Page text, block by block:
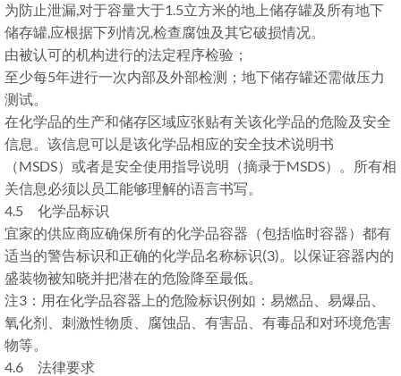
为防止泄漏,对于容量大于1.5立方米的地上储存罐及所有地下
储存罐,应根据下列情况,检查腐蚀及其它破损情况。
由被认可的机构进行的法定程序检验；
至少每5年进行一次内部及外部检测；地下储存罐还需做压力
测试。
在化学品的生产和储存区域应张贴有关该化学品的危险及安全
信息。该信息可以是该化学品相应的安全技术说明书
（MSDS）或者是安全使用指导说明（摘录于MSDS）。所有相
关信息必须以员工能够理解的语言书写。
4.5 化学品标识
宜家的供应商应确保所有的化学品容器（包括临时容器）都有
适当的警告标识和正确的化学品名称标识(3)。以保证容器内的
盛装物被知晓并把潜在的危险降至最低。
注3：用在化学品容器上的危险标识例如：易燃品、易爆品、
氧化剂、刺激性物质、腐蚀品、有害品、有毒品和对环境危害
物等。
4.6 法律要求